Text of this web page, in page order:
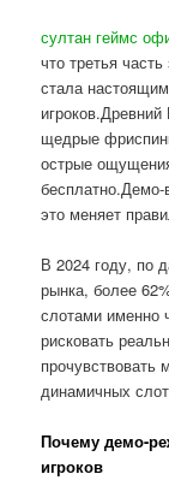
султан геймс
что третья
стала
щедрые
острые
это меняет
В 2024 году, по
рынка, более
слотами именно
рисковать
прочувствовать
динамичных
Почему демо-
игроков